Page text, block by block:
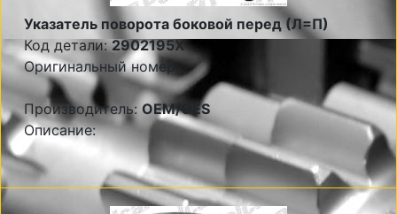
Указатель поворота боковой перед (Л=П)
Код детали:2902195X
Оригинальный номер:
Производитель: OEM/OES
Описание: